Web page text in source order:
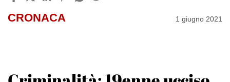
CRONACA 1 giugno 2021